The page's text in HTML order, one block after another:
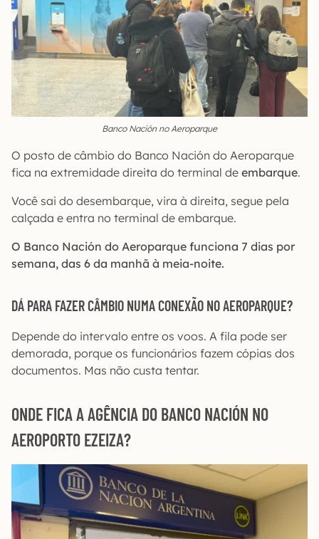
Banco Nación no Aeroparque
O posto de câmbio do Banco Nación do Aeroparque
fica na extremidade direita do terminal de embarque.
Você sai do desembarque, vira à direita, segue pela
calçada e entra no terminal de embarque.
O Banco Nación do Aeroparque funciona 7 dias por
semana, das 6 da manhã à meia-noite.
DÁ PARA FAZER CÂMBIO NUMA CONEXÃO NO AEROPARQUE?
Depende do intervalo entre os voos. A fila pode ser
demorada, porque os funcionários fazem cópias dos
documentos. Mas não custa tentar.
ONDE FICA A AGÊNCIA DO BANCO NACIÓN NO
AEROPORTO EZEIZA?